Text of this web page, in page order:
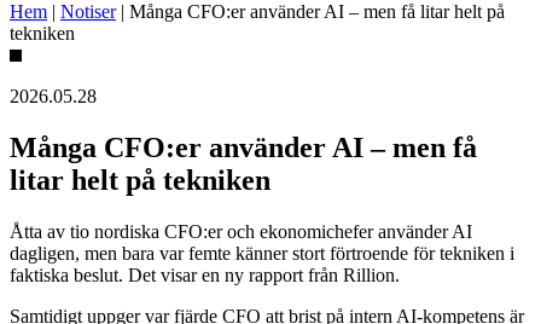
Hem | Notiser| Många CFO:er använder AI – men få litar helt på
tekniken
2026.05.28
Många CFO:er använder AI – men få
litar helt på tekniken
Åtta av tio nordiska CFO:er och ekonomichefer använder AI
dagligen, men bara var femte känner stort förtroende för tekniken i
faktiska beslut. Det visar en ny rapport från Rillion.
Samtidigt uppger var fjärde CFO att brist på intern AI-kompetens är